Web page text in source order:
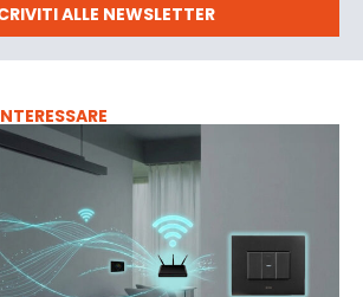
ALLE NEWSLETTER